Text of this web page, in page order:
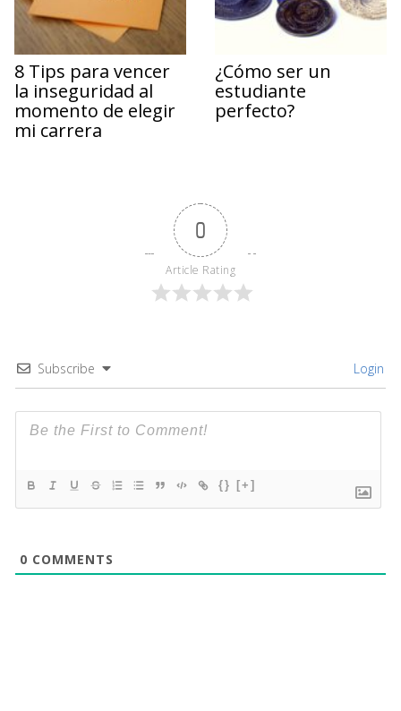
8 Tips para vencer
la inseguridad al
momento de elegir
mi carrera
¿Cómo ser un
estudiante
perfecto?
0
Article Rating
Subscribe Login
{} [+]
0 COMMENTS